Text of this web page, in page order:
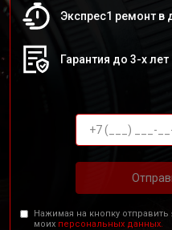
Экспрес1 ремонт в
Гарантия до 3-х лет
Нажимая на кнопку
моих персональных данных.